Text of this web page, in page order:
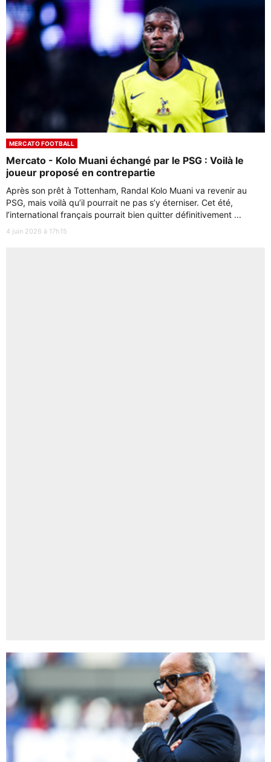
MERCATO FOOTBALL
Mercato - Kolo Muani échangé par le PSG : Voilà le
joueur proposé en contrepartie
Après son prêt à Tottenham, Randal Kolo Muani va revenir au
PSG, mais voilà qu’il pourrait ne pas s’y éterniser. Cet été,
l’international français pourrait bien quitter définitivement ...
4 juin 2026 à 17h15